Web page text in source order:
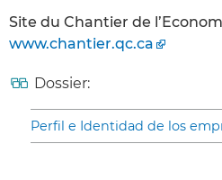
Site du Chantier de
www.chantier.qc.ca
Dossier:
Perfil e Identidad de los